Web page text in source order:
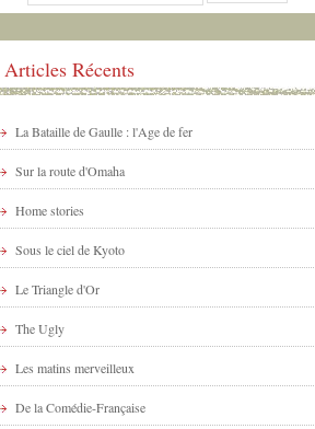
Articles Récents
La Bataille de Gaulle : l'Age de fer
Sur la route d'Omaha
Home stories
Sous le ciel de Kyoto
Le Triangle d'Or
The Ugly
Les matins merveilleux
De la Comédie-Française